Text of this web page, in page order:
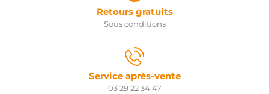
Retours gratuits
Sous conditions
Service après-vente
03 29 22 34 47